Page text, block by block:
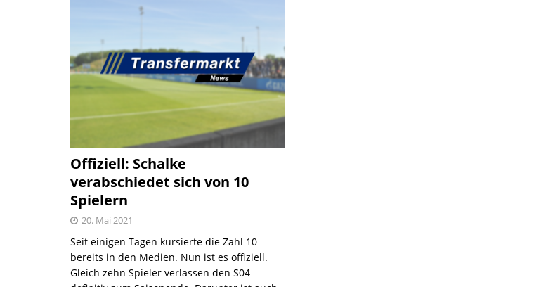
Offiziell: Schalke
verabschiedet sich von 10
Spielern
20. Mai 2021
Seit einigen Tagen kursierte die Zahl 10
bereits in den Medien. Nun ist es offiziell.
Gleich zehn Spieler verlassen den S04